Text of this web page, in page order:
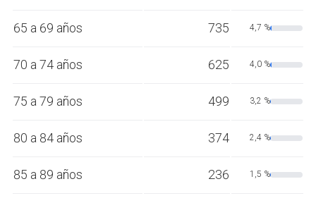
65 a 69 años 735 4,7 %
70 a 74 años 625 4,0 %
75 a 79 años 499 3,2 %
80 a 84 años 374 2,4 %
85 a 89 años 236 1,5 %